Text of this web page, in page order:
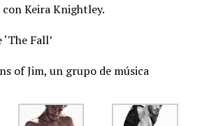
con Keira Knightley.
Fall’
of Jim, un grupo de música